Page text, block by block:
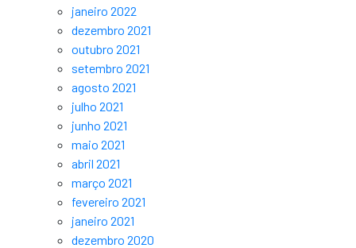
janeiro 2022
dezembro 2021
outubro 2021
setembro 2021
agosto 2021
julho 2021
junho 2021
maio 2021
abril 2021
março 2021
fevereiro 2021
janeiro 2021
dezembro 2020